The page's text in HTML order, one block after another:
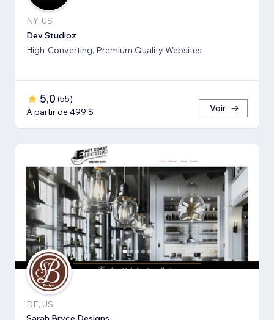
NY, US
Dev Studioz
High-Converting, Premium Quality Websites
5,0 (55)
À partir de 499 $
Voir
DE, US